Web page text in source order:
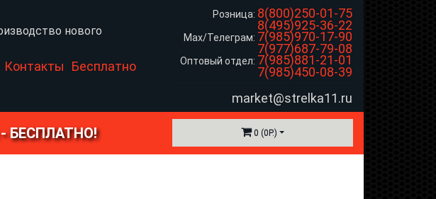
нового
Контакты
Бесплатно
Розница: 8(800)250-01-75
8(495)925-36-22
Max/Телеграм: 7(985)970-17-90
7(977)687-79-08
Оптовый отдел: 7(985)881-21-01
7(985)450-08-39
market@strelka11.ru
- БЕСПЛАТНО! 0 (0Р.)